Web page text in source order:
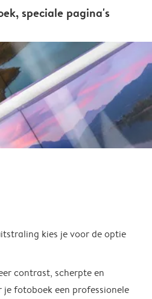
speciale pagina's
kies je voor de optie
contrast, scherpte en
fotoboek een professionele